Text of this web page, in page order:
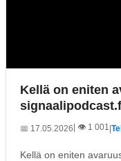
Kellä on eniten
📅 17.05.2026 | 👁️ 1 001|
Kellä on eniten